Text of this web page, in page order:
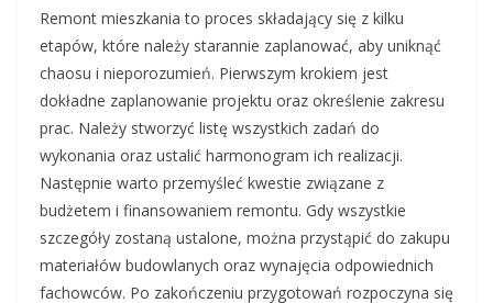
Remont mieszkania to proces składający się z kilku
etapów, które należy starannie zaplanować, aby uniknąć
chaosu i nieporozumień. Pierwszym krokiem jest
dokładne zaplanowanie projektu oraz określenie zakresu
prac. Należy stworzyć listę wszystkich zadań do
wykonania oraz ustalić harmonogram ich realizacji.
Następnie warto przemyśleć kwestie związane z
budżetem i finansowaniem remontu. Gdy wszystkie
szczegóły zostaną ustalone, można przystąpić do zakupu
materiałów budowlanych oraz wynajęcia odpowiednich
fachowców. Po zakończeniu przygotowań rozpoczyna się